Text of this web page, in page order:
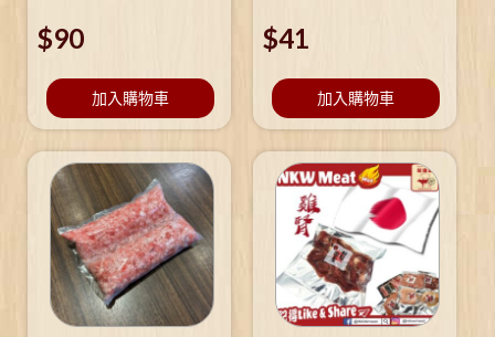
$90
加入購物車
$41
加入購物車